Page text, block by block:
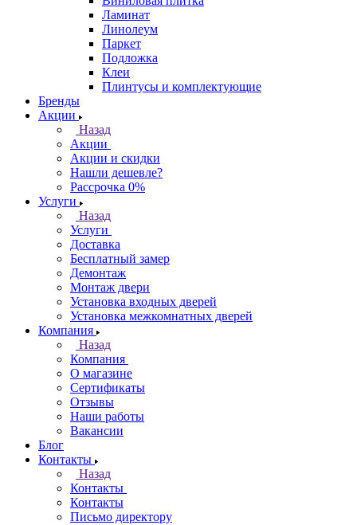
Ламинат
Линолеум
Паркет
Подложка
Клеи
Плинтусы и комплектующие
Бренды
Акции
Назад
Акции
Акции и скидки
Нашли дешевле?
Рассрочка 0%
Услуги
Назад
Услуги
Доставка
Бесплатный замер
Демонтаж
Монтаж двери
Установка входных дверей
Установка межкомнатных дверей
Компания
Назад
Компания
О магазине
Сертификаты
Отзывы
Наши работы
Вакансии
Блог
Контакты
Назад
Контакты
Контакты
Письмо директору